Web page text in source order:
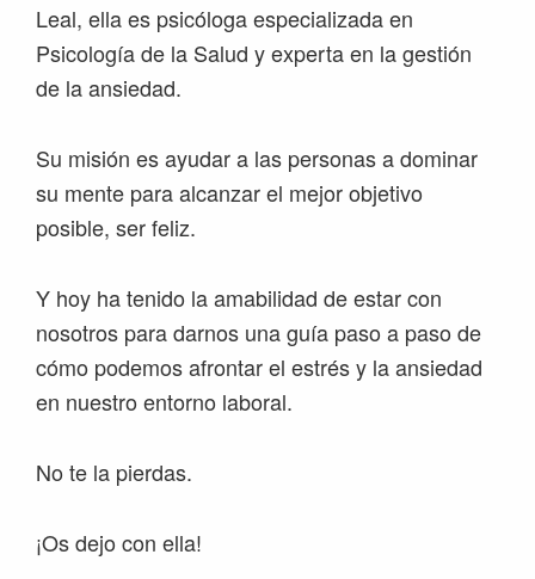
Leal, ella es psicóloga especializada en
Psicología de la Salud y experta en la gestión
de la ansiedad.
Su misión es ayudar a las personas a dominar
su mente para alcanzar el mejor objetivo
posible, ser feliz.
Y hoy ha tenido la amabilidad de estar con
nosotros para darnos una guía paso a paso de
cómo podemos afrontar el estrés y la ansiedad
en nuestro entorno laboral.
No te la pierdas.
¡Os dejo con ella!